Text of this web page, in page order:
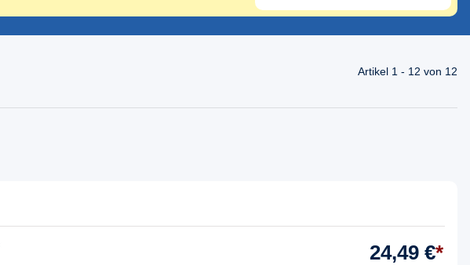
Artikel 1 - 12 von 12
24,49 €*